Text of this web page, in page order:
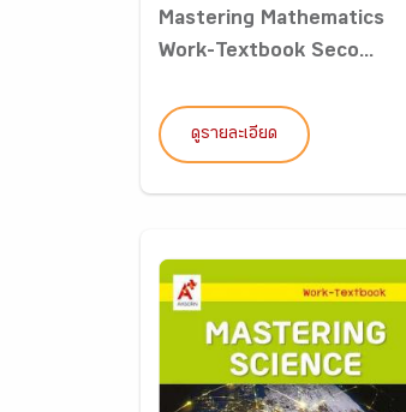
Mastering Mathematics
Work-Textbook Seco...
ดูรายละเอียด